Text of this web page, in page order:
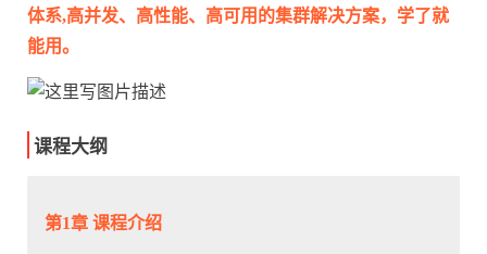
体系,高并发、高性能、高可用的集群解决方案，学了就
能用。
课程大纲
第1章 课程介绍